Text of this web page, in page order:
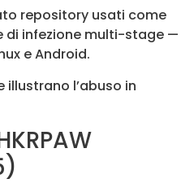
repository usati come
di infezione multi-stage —
e Android.
l’abuso in